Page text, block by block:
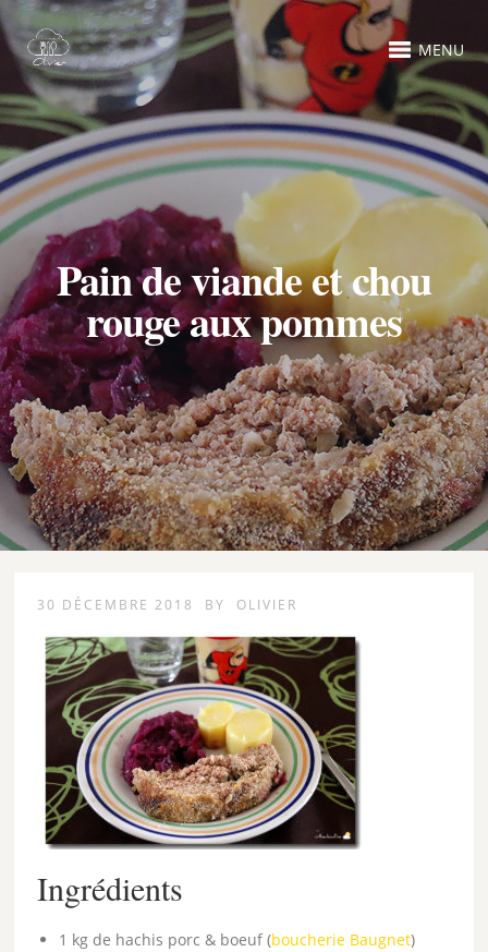
MENU
Pain de viande et chou
rouge aux pommes
30 DÉCEMBRE 2018 BY OLIVIER
Ingrédients
1 kg de hachis porc & boeuf (boucherie Baugnet)